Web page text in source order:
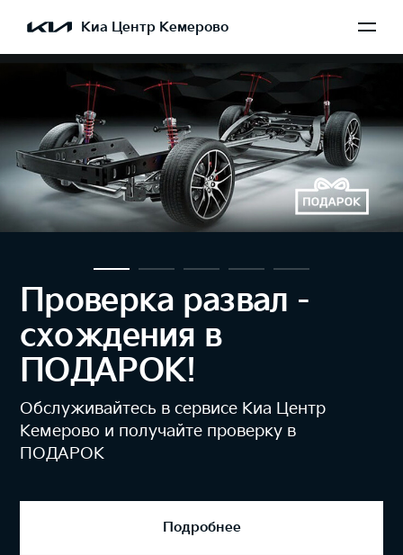
Киа Центр Кемерово
Проверка уровня
света фар при
прохождении ТО
БЕСПЛАТНО!
На одном из самых